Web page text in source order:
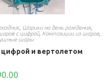
, Шарики на день рождения,
с цифрой, Композиции из шаров,
шары
цифрой и вертолетом